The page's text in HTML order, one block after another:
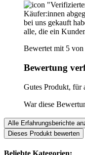
Käufer:innen
bei uns gekauft
alle, die ein
Bewertet mit 5 von
Bewertung
Gutes Produkt, für
War diese
Alle Erfahrungsberichte
Dieses Produkt bewerten
Beliebte Kategorien: